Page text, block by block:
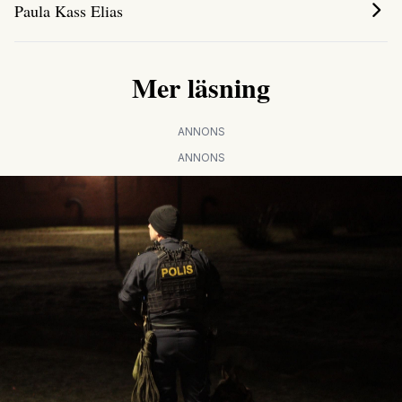
Paula Kass Elias
Mer läsning
ANNONS
ANNONS